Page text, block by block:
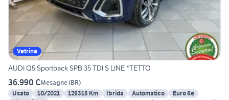
Vetrina
AUDI Q5 Sportback SPB 35 TDI S LINE *TETTO
36.990 €Mesagne(BR)
Usato
10/2021 126315 Km Ibrida Automatico
Euro 6e